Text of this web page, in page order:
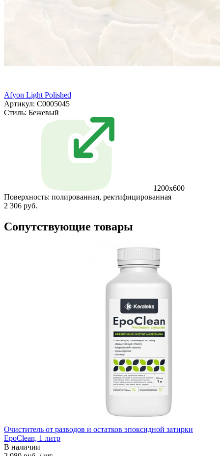
Afyon Light Polished
Артикул: С0005045
Стиль: Бежевый
1200x600
Поверхность: полированная, ректифицированная
2 306 руб.
Сопутствующие товары
Очиститель от разводов и остатков эпоксидной затирки
EpoClean, 1 литр
В наличии